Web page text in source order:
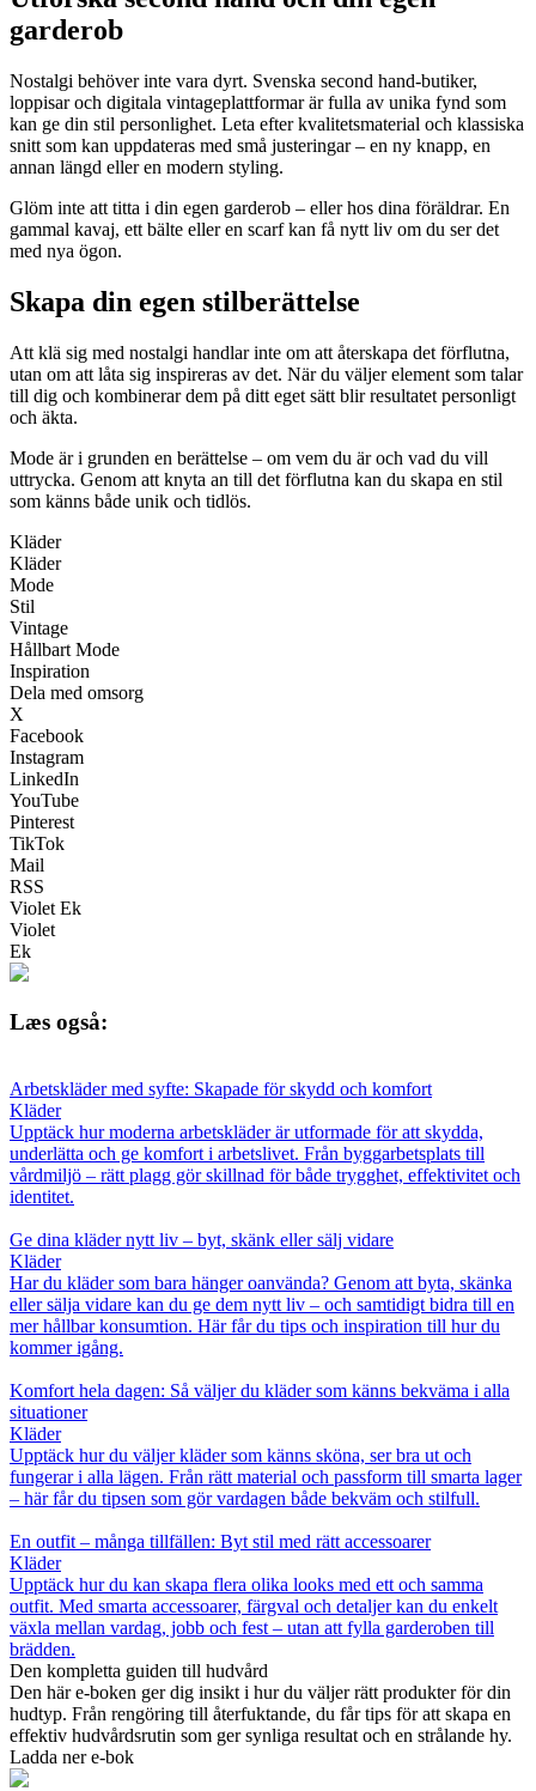
garderob
Nostalgi behöver inte vara dyrt. Svenska second hand-butiker,
loppisar och digitala vintageplattformar är fulla av unika fynd som
kan ge din stil personlighet. Leta efter kvalitetsmaterial och klassiska
snitt som kan uppdateras med små justeringar – en ny knapp, en
annan längd eller en modern styling.
Glöm inte att titta i din egen garderob – eller hos dina föräldrar. En
gammal kavaj, ett bälte eller en scarf kan få nytt liv om du ser det
med nya ögon.
Skapa din egen stilberättelse
Att klä sig med nostalgi handlar inte om att återskapa det förflutna,
utan om att låta sig inspireras av det. När du väljer element som talar
till dig och kombinerar dem på ditt eget sätt blir resultatet personligt
och äkta.
Mode är i grunden en berättelse – om vem du är och vad du vill
uttrycka. Genom att knyta an till det förflutna kan du skapa en stil
som känns både unik och tidlös.
Kläder
Kläder
Mode
Stil
Vintage
Hållbart Mode
Inspiration
Dela med omsorg
X
Facebook
Instagram
LinkedIn
YouTube
Pinterest
TikTok
Mail
RSS
Violet Ek
Violet
Ek
Læs også:
Arbetskläder med syfte: Skapade för skydd och komfort
Kläder
Upptäck hur moderna arbetskläder är utformade för att skydda,
underlätta och ge komfort i arbetslivet. Från byggarbetsplats till
vårdmiljö – rätt plagg gör skillnad för både trygghet, effektivitet och
identitet.
Ge dina kläder nytt liv – byt, skänk eller sälj vidare
Kläder
Har du kläder som bara hänger oanvända? Genom att byta, skänka
eller sälja vidare kan du ge dem nytt liv – och samtidigt bidra till en
mer hållbar konsumtion. Här får du tips och inspiration till hur du
kommer igång.
Komfort hela dagen: Så väljer du kläder som känns bekväma i alla
situationer
Kläder
Upptäck hur du väljer kläder som känns sköna, ser bra ut och
fungerar i alla lägen. Från rätt material och passform till smarta lager
– här får du tipsen som gör vardagen både bekväm och stilfull.
En outfit – många tillfällen: Byt stil med rätt accessoarer
Kläder
Upptäck hur du kan skapa flera olika looks med ett och samma
outfit. Med smarta accessoarer, färgval och detaljer kan du enkelt
växla mellan vardag, jobb och fest – utan att fylla garderoben till
brädden.
Den kompletta guiden till hudvård
Den här e-boken ger dig insikt i hur du väljer rätt produkter för din
hudtyp. Från rengöring till återfuktande, du får tips för att skapa en
effektiv hudvårdsrutin som ger synliga resultat och en strålande hy.
Ladda ner e-bok